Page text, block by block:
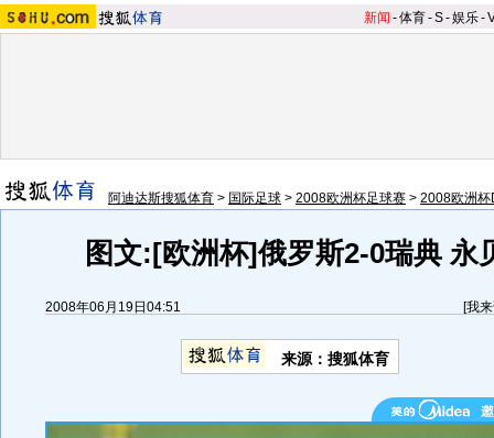
新闻 -体育-S-娱乐-
阿迪达斯搜狐体育 > 国际足球 > 2008欧洲杯足球赛 > 2008欧洲杯
图文:[欧洲杯]俄罗斯2-0瑞典 永
2008年06月19日04:51 [我
来源：搜狐体育